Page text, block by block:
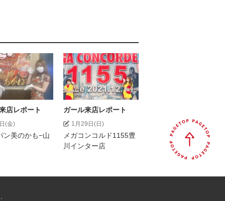
店レポート
(金)
ン美のかも−山
ガール来店レポート
1月29日(日)
メガコンコルド1155豊
川インター店